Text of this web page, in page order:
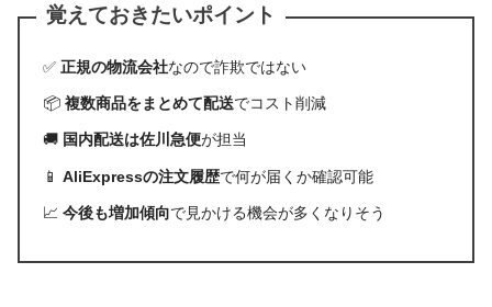
覚えておきたいポイント
✅正規の物流会社なので詐欺ではない
📦複数商品をまとめて配送でコスト削減
🚚 国内配送は佐川急便が担当
📱AliExpressの注文履歴で何が届くか確認可能
📈今後も増加傾向で見かける機会が多くなりそう